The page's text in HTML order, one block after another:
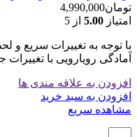
تومان4,990,000
امتیاز 5.00 از 5
با توجه به تغییرات سریع و
آمادگی رویارویی با تغییرات
افزودن به علاقه مندی ها
افزودن به سبد خرید
مشاهده سریع